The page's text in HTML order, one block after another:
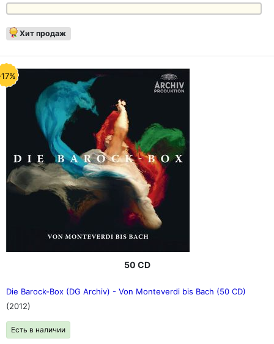
Хит продаж
50 CD
Die Barock-Box (DG Archiv) - Von Monteverdi bis Bach (50 CD)
(2012)
Есть в наличии